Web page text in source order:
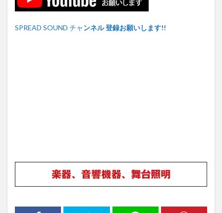
SPREAD SOUND チャンネル 登録お願いします!!